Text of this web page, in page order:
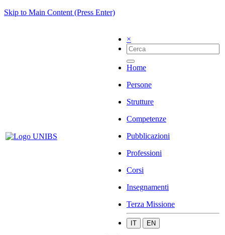
Skip to Main Content (Press Enter)
×
Home
Persone
Strutture
Competenze
Pubblicazioni
Professioni
Corsi
Insegnamenti
Terza Missione
IT EN